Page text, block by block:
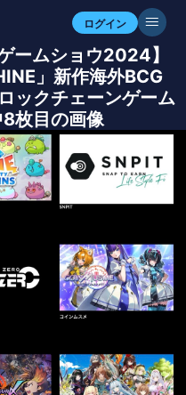
ログイン
ームショウ2024】
」新作海外BCG
ックチェーンゲーム
枚目の画像